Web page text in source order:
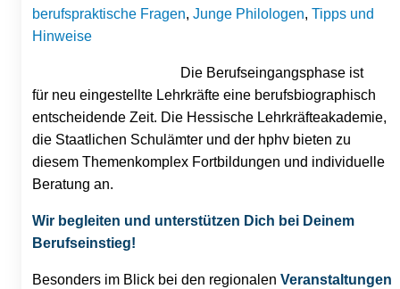
berufspraktische Fragen, Junge Philologen, Tipps und
Hinweise
Die Berufseingangsphase ist
für neu eingestellte Lehrkräfte eine berufsbiographisch
entscheidende Zeit. Die Hessische Lehrkräfteakademie,
die Staatlichen Schulämter und der hphv bieten zu
diesem Themenkomplex Fortbildungen und individuelle
Beratung an.
Wir begleiten und unterstützen Dich bei Deinem
Berufseinstieg!
Besonders im Blick bei den regionalen Veranstaltungen